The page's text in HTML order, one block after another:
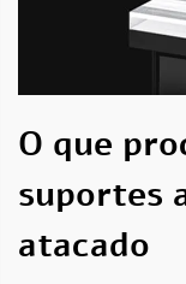
O que
suportes
atacado